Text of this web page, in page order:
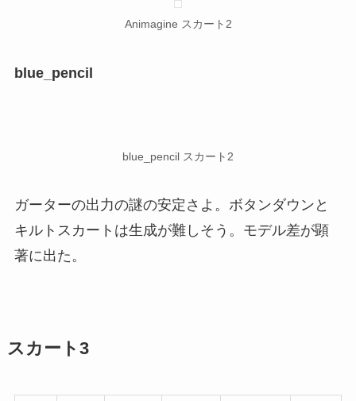
Animagine スカート2
blue_pencil
blue_pencil スカート2
ガーターの出力の謎の安定さよ。ボタンダウンと
キルトスカートは生成が難しそう。モデル差が顕
著に出た。
スカート3